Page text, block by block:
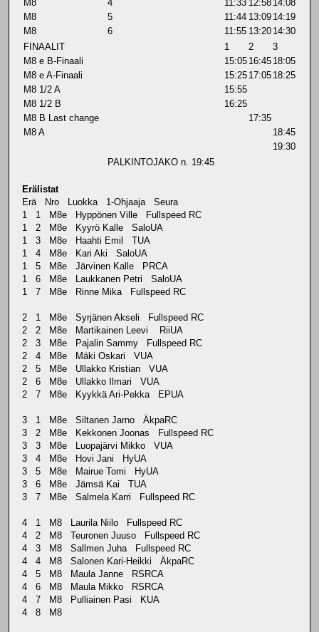
M8 4 11:33 12:58 14:08
M8
5 11:44 13:09 14:19
M8
6 11:55 13:20 14:30
FINAALIT
1 2
3
M8 e B-Finaali
15:05 16:45 18:05
M8 e A-Finaali
15:25 17:05 18:25
M8 1/2 A
15:55
M8 1/2 B
16:25
M8 B Last change
17:35
M8 A
18:45
19:30
PALKINTOJAKO n. 19:45
Erälistat
Erä Nro Luokka 1-Ohjaaja Seura
1 1 M8e Hyppönen Ville Fullspeed RC
1 2 M8e Kyyrö Kalle SaloUA
1 3 M8e Haahti Emil TUA
1 4 M8e Kari Aki SaloUA
1 5 M8e Järvinen Kalle PRCA
1 6 M8e Laukkanen Petri SaloUA
1 7 M8e Rinne Mika Fullspeed RC
2 1 M8e Syrjänen Akseli Fullspeed RC
2 2 M8e Martikainen Leevi RiiUA
2 3 M8e Pajalin Sammy Fullspeed RC
2 4 M8e Mäki Oskari VUA
2 5 M8e Ullakko Kristian VUA
2 6 M8e Ullakko Ilmari VUA
2 7 M8e Kyykkä Ari-Pekka EPUA
3 1 M8e Siltanen Jarno ÄkpaRC
3 2 M8e Kekkonen Joonas Fullspeed RC
3 3 M8e Luopajärvi Mikko VUA
3 4 M8e Hovi Jani HyUA
3 5 M8e Mairue Tomi HyUA
3 6 M8e Jämsä Kai TUA
3 7 M8e Salmela Karri Fullspeed RC
4 1 M8 Laurila Niilo Fullspeed RC
4 2 M8 Teuronen Juuso Fullspeed RC
4 3 M8 Sallmen Juha Fullspeed RC
4 4 M8 Salonen Kari-Heikki ÄkpaRC
4 5 M8 Maula Janne RSRCA
4 6 M8 Maula Mikko RSRCA
4 7 M8 Pulliainen Pasi KUA
4 8 M8